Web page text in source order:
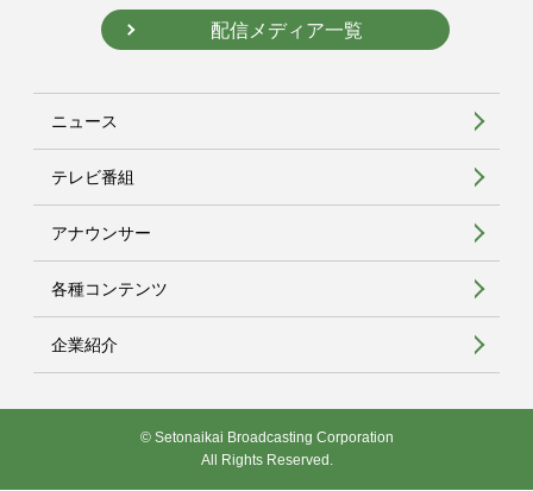
配信メディア一覧
ニュース
テレビ番組
アナウンサー
各種コンテンツ
企業紹介
© Setonaikai Broadcasting Corporation
All Rights Reserved.